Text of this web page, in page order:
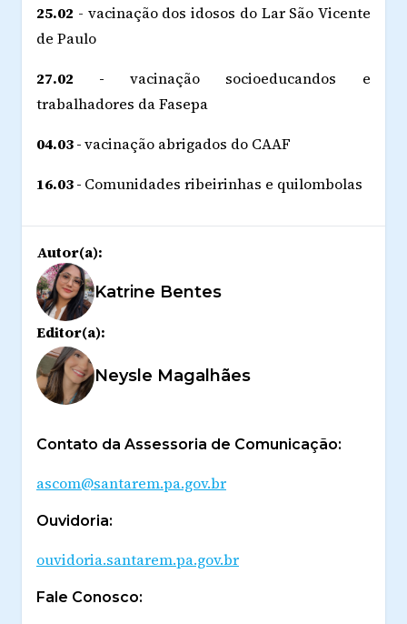
25.02 - vacinação dos idosos do Lar São Vicente
de Paulo
27.02 - vacinação
socioeducandos e
trabalhadores da Fasepa
04.03 -vacinação abrigados do CAAF
16.03 - Comunidades ribeirinhas e quilombolas
Autor(a):
Katrine Bentes
Editor(a):
Neysle Magalhães
Contato da Assessoria de Comunicação:
ascom@santarem.pa.gov.br
Ouvidoria:
ouvidoria.santarem.pa.gov.br
Fale Conosco: